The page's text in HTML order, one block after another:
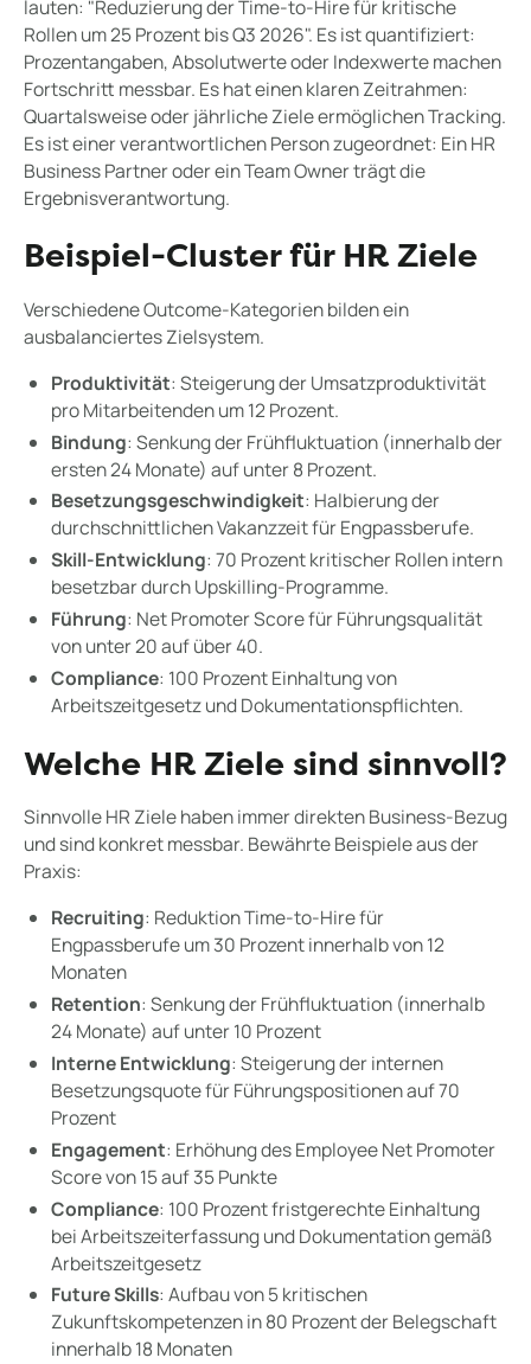
lauten: "Reduzierung der Time-to-Hire für kritische
Rollen um 25 Prozent bis Q3 2026". Es ist quantifiziert:
Prozentangaben, Absolutwerte oder Indexwerte machen
Fortschritt messbar. Es hat einen klaren Zeitrahmen:
Quartalsweise oder jährliche Ziele ermöglichen Tracking.
Es ist einer verantwortlichen Person zugeordnet: Ein HR
Business Partner oder ein Team Owner trägt die
Ergebnisverantwortung.
Beispiel-Cluster für HR Ziele
Verschiedene Outcome-Kategorien bilden ein
ausbalanciertes Zielsystem.
Produktivität: Steigerung der Umsatzproduktivität
pro Mitarbeitenden um 12 Prozent.
Bindung: Senkung der Frühfluktuation (innerhalb der
ersten 24 Monate) auf unter 8 Prozent.
Besetzungsgeschwindigkeit: Halbierung der
durchschnittlichen Vakanzzeit für Engpassberufe.
Skill-Entwicklung: 70 Prozent kritischer Rollen intern
besetzbar durch Upskilling-Programme.
Führung: Net Promoter Score für Führungsqualität
von unter 20 auf über 40.
Compliance: 100 Prozent Einhaltung von
Arbeitszeitgesetz und Dokumentationspflichten.
Welche HR Ziele sind sinnvoll?
Sinnvolle HR Ziele haben immer direkten Business-Bezug
und sind konkret messbar. Bewährte Beispiele aus der
Praxis:
Recruiting: Reduktion Time-to-Hire für
Engpassberufe um 30 Prozent innerhalb von 12
Monaten
Retention: Senkung der Frühfluktuation (innerhalb
24 Monate) auf unter 10 Prozent
Interne Entwicklung: Steigerung der internen
Besetzungsquote für Führungspositionen auf 70
Prozent
Engagement: Erhöhung des Employee Net Promoter
Score von 15 auf 35 Punkte
Compliance: 100 Prozent fristgerechte Einhaltung
bei Arbeitszeiterfassung und Dokumentation gemäß
Arbeitszeitgesetz
Future Skills: Aufbau von 5 kritischen
Zukunftskompetenzen in 80 Prozent der Belegschaft
innerhalb 18 Monaten